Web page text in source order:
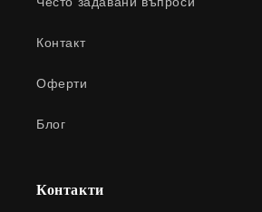
Контакт
Оферти
Блог
Контакти